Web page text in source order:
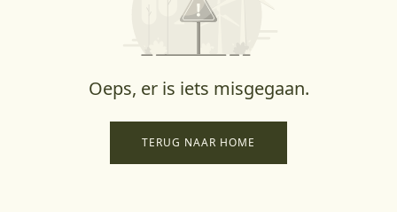
Oeps, er is iets misgegaan.
TERUG NAAR HOME